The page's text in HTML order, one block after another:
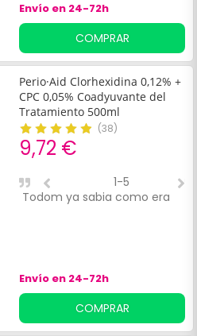
inyecciones. Su fórmula
antiséptica asegura una
limpieza profunda y
protección contra bacterias
y hongos, proporcionando
una higiene cutánea segura.
Envío en 24-72h
COMPRAR
Perio·Aid Clorhexidina 0,12% +
CPC 0,05% Coadyuvante del
Tratamiento 500ml
(38)
9,72 €
Todom ya sabia como era
1-5
Envío en 24-72h
COMPRAR